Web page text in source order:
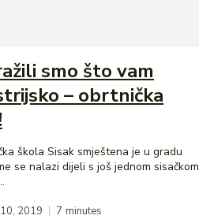
smo što vam
– obrtnička
škola Sisak smještena je u gradu
se nalazi dijeli s još jednom sisačkom
2019 7 minutes